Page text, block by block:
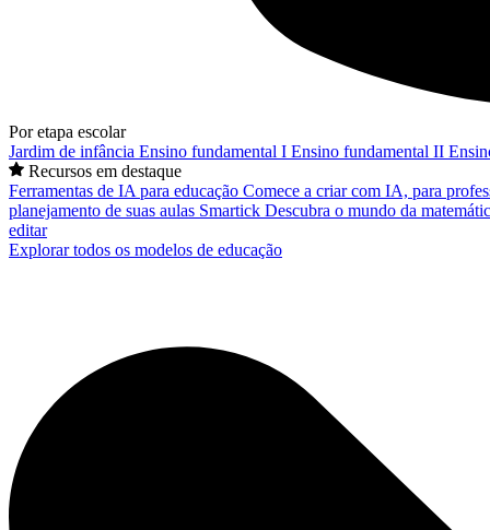
Por etapa escolar
Jardim de infância Ensino fundamental I Ensino fundamental II
Recursos em destaque
Ferramentas de IA para educação Comece a criar com IA, para
planejamento de suas aulas Smartick Descubra o mundo da
editar
Explorar todos os modelos de educação